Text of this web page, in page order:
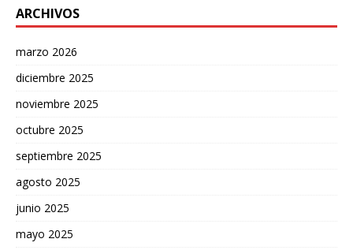
ARCHIVOS
marzo 2026
diciembre 2025
noviembre 2025
octubre 2025
septiembre 2025
agosto 2025
junio 2025
mayo 2025